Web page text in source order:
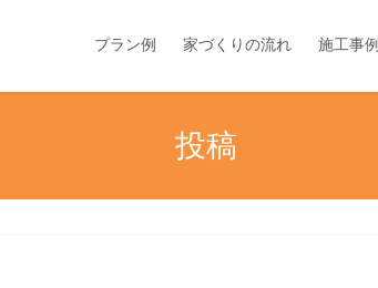
プラン例 家づくりの流れ 施工事例
投稿